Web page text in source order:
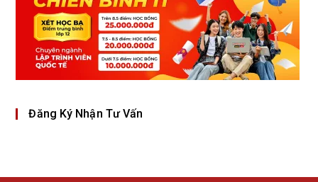
Đăng Ký Nhận Tư Vấn